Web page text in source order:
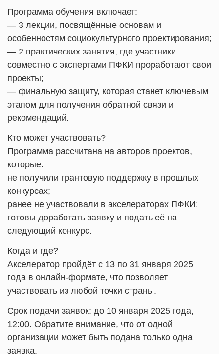
Программа обучения включает:
— 3 лекции, посвящённые основам и
особенностям социокультурного проектирования;
— 2 практических занятия, где участники
совместно с экспертами ПФКИ проработают свои
проекты;
— финальную защиту, которая станет ключевым
этапом для получения обратной связи и
рекомендаций.
Кто может участвовать?
Программа рассчитана на авторов проектов,
которые:
не получили грантовую поддержку в прошлых
конкурсах;
ранее не участвовали в акселераторах ПФКИ;
готовы доработать заявку и подать её на
следующий конкурс.
Когда и где?
Акселератор пройдёт с 13 по 31 января 2025
года в онлайн-формате, что позволяет
участвовать из любой точки страны.
Срок подачи заявок: до 10 января 2025 года,
12:00. Обратите внимание, что от одной
организации может быть подана только одна
заявка.